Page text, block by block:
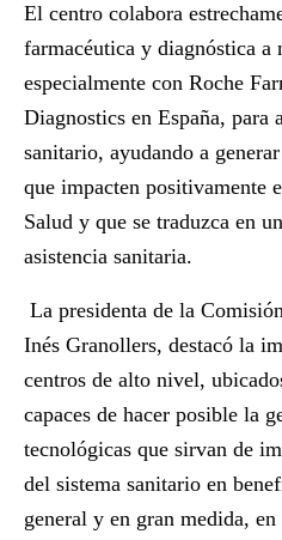
El centro colabora
farmacéutica y diagnóstica a
especialmente con Roche
Diagnostics en España, para
sanitario, ayudando a
que impacten positivamente
Salud y que se traduzca en
asistencia sanitaria.
La presidenta de la
Inés Granollers, destacó la
centros de alto nivel,
capaces de hacer posible la
tecnológicas que sirvan de
del sistema sanitario en
general y en gran medida,